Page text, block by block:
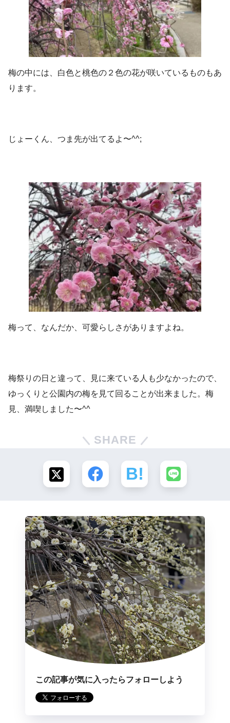
梅の中には、白色と桃色の２色の花が咲いているものもあ
ります。
じょーくん、つま先が出てるよ〜^^;
梅って、なんだか、可愛らしさがありますよね。
梅祭りの日と違って、見に来ている人も少なかったので、
ゆっくりと公園内の梅を見て回ることが出来ました。梅
見、満喫しました〜^^
SHARE
この記事が気に入ったらフォローしよう